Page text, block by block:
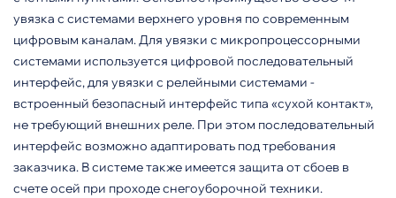
увязка с системами верхнего уровня по современным
цифровым каналам. Для увязки с микропроцессорными
системами используется цифровой последовательный
интерфейс, для увязки с релейными системами -
встроенный безопасный интерфейс типа «сухой контакт»,
не требующий внешних реле. При этом последовательный
интерфейс возможно адаптировать под требования
заказчика. В системе также имеется защита от сбоев в
счете осей при проходе снегоуборочной техники.